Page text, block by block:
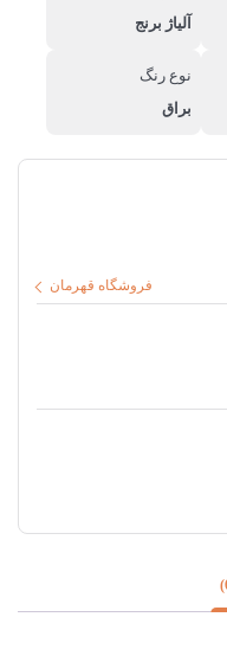
آلیاژ برنج
نوع رنگ
براق
فروشگاه قهرمان